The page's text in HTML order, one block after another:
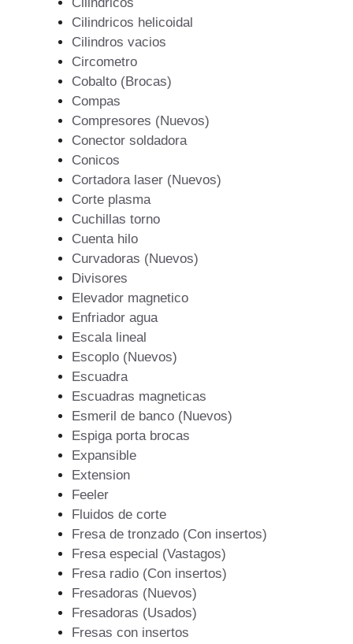
Cilindricos helicoidal
Cilindros vacios
Circometro
Cobalto (Brocas)
Compas
Compresores (Nuevos)
Conector soldadora
Conicos
Cortadora laser (Nuevos)
Corte plasma
Cuchillas torno
Cuenta hilo
Curvadoras (Nuevos)
Divisores
Elevador magnetico
Enfriador agua
Escala lineal
Escoplo (Nuevos)
Escuadra
Escuadras magneticas
Esmeril de banco (Nuevos)
Espiga porta brocas
Expansible
Extension
Feeler
Fluidos de corte
Fresa de tronzado (Con insertos)
Fresa especial (Vastagos)
Fresa radio (Con insertos)
Fresadoras (Nuevos)
Fresadoras (Usados)
Fresas con insertos